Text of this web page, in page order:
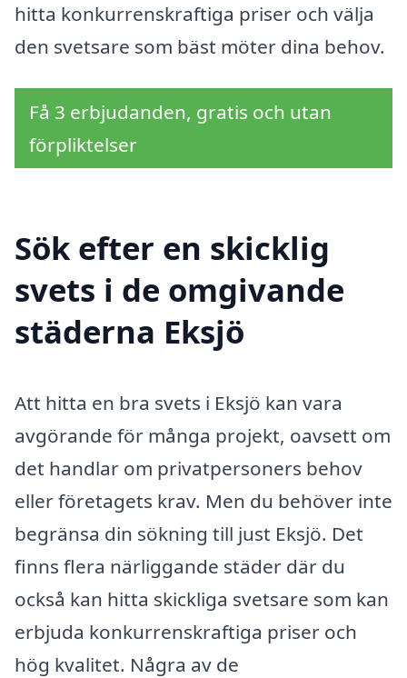
hitta konkurrenskraftiga priser och välja
den svetsare som bäst möter dina behov.
Få 3 erbjudanden, gratis och utan
förpliktelser
Sök efter en skicklig
svets i de omgivande
städerna Eksjö
Att hitta en bra svets i Eksjö kan vara
avgörande för många projekt, oavsett om
det handlar om privatpersoners behov
eller företagets krav. Men du behöver inte
begränsa din sökning till just Eksjö. Det
finns flera närliggande städer där du
också kan hitta skickliga svetsare som kan
erbjuda konkurrenskraftiga priser och
hög kvalitet. Några av de